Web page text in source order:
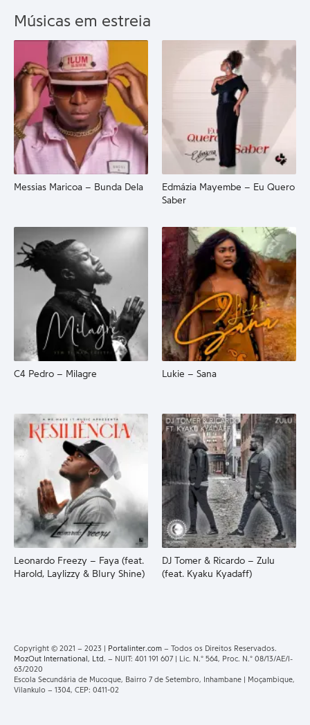
Músicas em estreia
Messias Maricoa – Bunda Dela
Edmázia Mayembe – Eu Quero
Saber
C4 Pedro – Milagre Lukie – Sana
Leonardo Freezy – Faya (feat.
Harold, Laylizzy & BIury Shine)
DJ Tomer & Ricardo – Zulu
(feat. Kyaku Kyadaff)
Copyright © 2021 – 2023 | Portalinter.com – Todos os Direitos Reservados.
MozOut International, Ltd. – NUIT: 401 191 607 | Lic. N.° 564, Proc. N.° 08/13/AE/I-
63/2020
Escola Secundária de Mucoque, Bairro 7 de Setembro, Inhambane | Moçambique,
Vilankulo – 1304, CEP: 0411-02